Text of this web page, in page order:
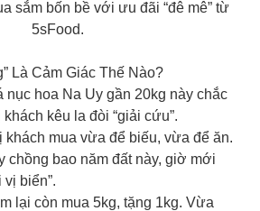
sắm bốn bề với ưu đãi “đê mê” từ
5sFood.
Là Cảm Giác Thế Nào?
nục hoa Na Uy gần 20kg này chắc
kêu la đòi “giải cứu”.
khách mua vừa để biếu, vừa để ăn.
chồng bao năm đất này, giờ mới
biển”.
lại còn mua 5kg, tặng 1kg. Vừa